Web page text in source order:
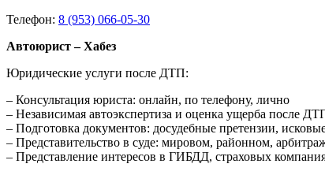
Телефон: 8 (953) 066-05-30
Автоюрист – Хабез
Юридические услуги после ДТП:
– Консультация юриста: онлайн, по телефону, лично
– Независимая автоэкспертиза и оценка ущерба после
– Подготовка документов: досудебные претензии,
– Представительство в суде: мировом, районном,
– Представление интересов в ГИБДД, страховых